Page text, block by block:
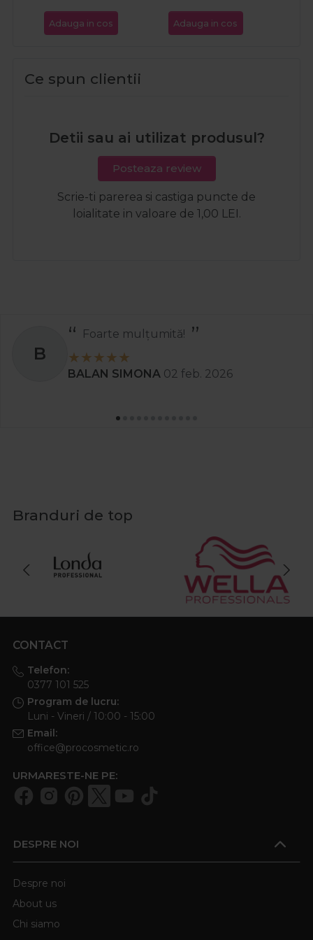
Adauga in cos Adauga in cos
Ce spun clientii
Detii sau ai utilizat produsul?
Posteaza review
Scrie-ti parerea si castiga puncte de
loialitate in valoare de 1,00 LEI.
B
Foarte mulțumită!
BALAN SIMONA 02 feb. 2026
Branduri de top
CONTACT
Telefon:
0377 101 525
Program de lucru:
Luni - Vineri / 10:00 - 15:00
Email:
office@procosmetic.ro
URMARESTE-NE PE:
DESPRE NOI
Despre noi
About us
Chi siamo